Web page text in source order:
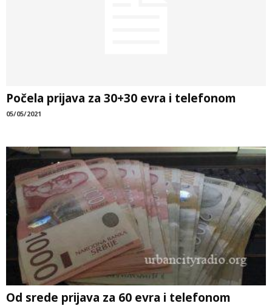
Počela prijava za 30+30 evra i telefonom
05/05/2021
Od srede prijava za 60 evra i telefonom